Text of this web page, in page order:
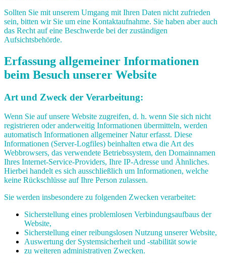
Sollten Sie mit unserem Umgang mit Ihren Daten nicht zufrieden
sein, bitten wir Sie um eine Kontaktaufnahme. Sie haben aber auch
das Recht auf eine Beschwerde bei der zuständigen
Aufsichtsbehörde.
Erfassung allgemeiner Informationen
beim Besuch unserer Website
Art und Zweck der Verarbeitung:
Wenn Sie auf unsere Website zugreifen, d. h. wenn Sie sich nicht
registrieren oder anderweitig Informationen übermitteln, werden
automatisch Informationen allgemeiner Natur erfasst. Diese
Informationen (Server-Logfiles) beinhalten etwa die Art des
Webbrowsers, das verwendete Betriebssystem, den Domainnamen
Ihres Internet-Service-Providers, Ihre IP-Adresse und Ähnliches.
Hierbei handelt es sich ausschließlich um Informationen, welche
keine Rückschlüsse auf Ihre Person zulassen.
Sie werden insbesondere zu folgenden Zwecken verarbeitet:
Sicherstellung eines problemlosen Verbindungsaufbaus der
Website,
Sicherstellung einer reibungslosen Nutzung unserer Website,
Auswertung der Systemsicherheit und -stabilität sowie
zu weiteren administrativen Zwecken.